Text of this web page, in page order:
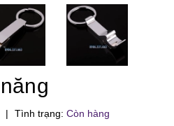
| Tình trạng: Còn hàng